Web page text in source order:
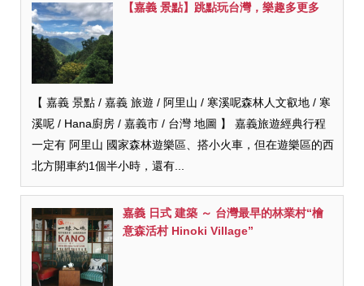
【嘉義 景點】跳點玩台灣，樂趣多更多
【 嘉義 景點 / 嘉義 旅遊 / 阿里山 / 寒溪呢森林人文叡地 / 寒
溪呢 / Hana廚房 / 嘉義市 / 台灣 地圖 】 嘉義旅遊經典行程
一定有 阿里山 國家森林遊樂區、搭小火車，但在遊樂區的西
北方開車約1個半小時，還有...
嘉義 日式 建築 ～ 台灣最早的林業村“檜
意森活村 Hinoki Village”